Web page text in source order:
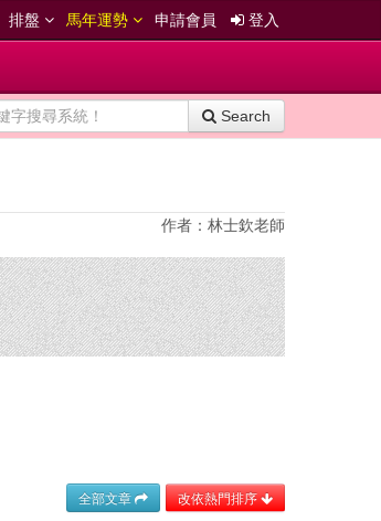
排盤 馬年運勢 申請會員 登入
Search
作者：林士欽老師
改依熱門排序
全部文章